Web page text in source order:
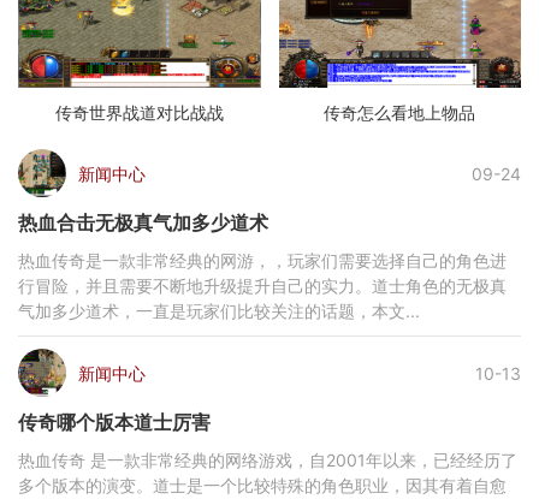
传奇世界战道对比战战 传奇怎么看地上物品
新闻中心 09-24
热血合击无极真气加多少道术
热血传奇是一款非常经典的网游，，玩家们需要选择自己的角色进
行冒险，并且需要不断地升级提升自己的实力。道士角色的无极真
气加多少道术，一直是玩家们比较关注的话题，本文...
新闻中心 10-13
传奇哪个版本道士厉害
热血传奇 是一款非常经典的网络游戏，自2001年以来，已经经历了
多个版本的演变。道士是一个比较特殊的角色职业，因其有着自愈